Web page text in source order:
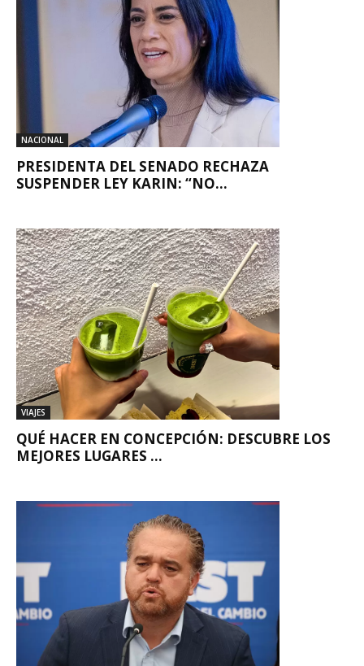
NACIONAL
PRESIDENTA DEL SENADO RECHAZA
SUSPENDER LEY KARIN: “NO...
VIAJES
QUÉ HACER EN CONCEPCIÓN: DESCUBRE LOS
MEJORES LUGARES ...